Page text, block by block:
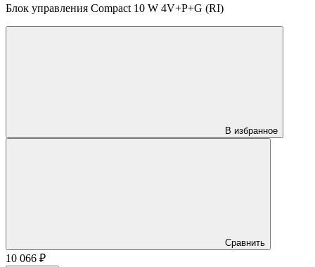
Блок управления Compact 10 W 4V+P+G (RI)
В избранное
Сравнить
10 066 ₽